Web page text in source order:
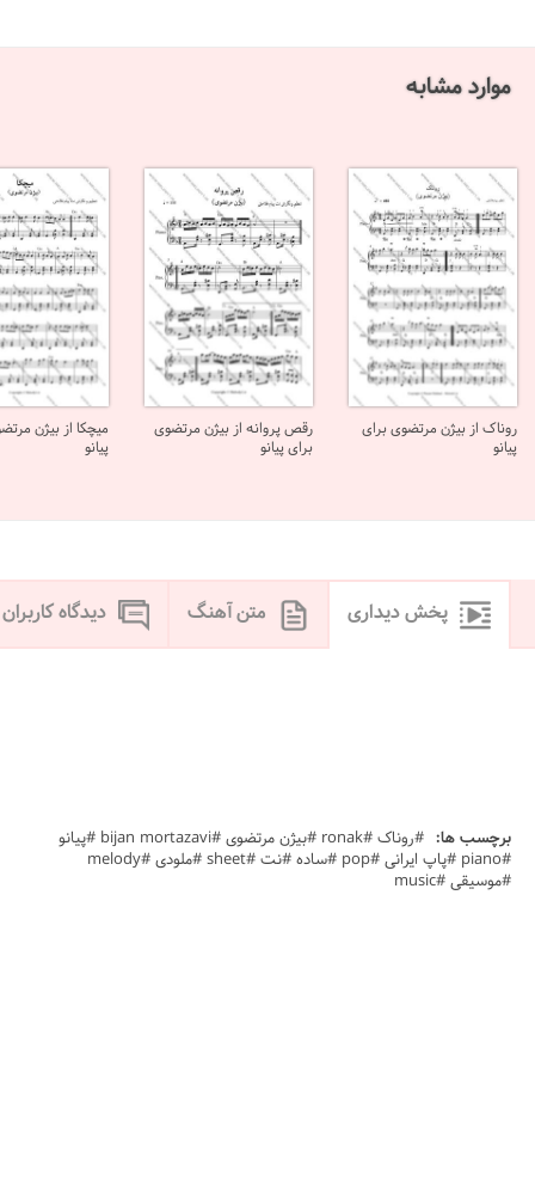
موارد مشابه
روناک از بیژن مرتضوی برای
پیانو
رقص پروانه از بیژن مرتضوی
برای پیانو
میچکا از بیژن
پیانو
پخش دیداری متن آهنگ دیدگاه کاربران
برچسب ها:
#روناک #ronak #بیژن مرتضوی #bijan mortazavi #پیانو
#piano #پاپ ایرانی #pop #ساده #نت #sheet #ملودی #melody
#موسیقی #music